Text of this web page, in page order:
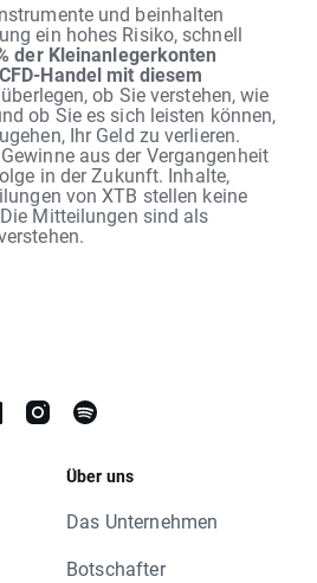
und beinhalten
ein hohes Risiko, schnell
der Kleinanlegerkonten
Handel mit diesem
ob Sie verstehen, wie
ob Sie es sich leisten können,
Ihr Geld zu verlieren.
aus der Vergangenheit
in der Zukunft. Inhalte,
von XTB stellen keine
Mitteilungen sind als
Über uns
Das Unternehmen
Botschafter